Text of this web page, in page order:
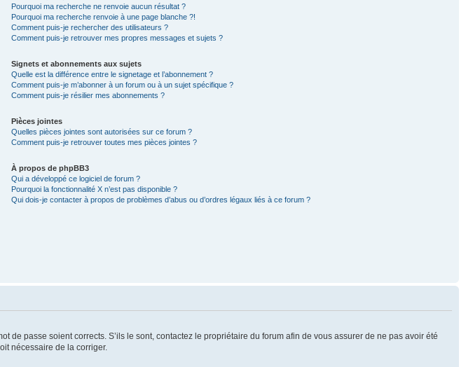
Pourquoi ma recherche ne renvoie aucun résultat ?
Pourquoi ma recherche renvoie à une page blanche ?!
Comment puis-je rechercher des utilisateurs ?
Comment puis-je retrouver mes propres messages et sujets ?
Signets et abonnements aux sujets
Quelle est la différence entre le signetage et l’abonnement ?
Comment puis-je m’abonner à un forum ou à un sujet spécifique ?
Comment puis-je résilier mes abonnements ?
Pièces jointes
Quelles pièces jointes sont autorisées sur ce forum ?
Comment puis-je retrouver toutes mes pièces jointes ?
À propos de phpBB3
Qui a développé ce logiciel de forum ?
Pourquoi la fonctionnalité X n’est pas disponible ?
Qui dois-je contacter à propos de problèmes d’abus ou d’ordres légaux liés à ce forum ?
de passe soient corrects. S’ils le sont, contactez le propriétaire du forum afin de vous assurer de ne pas avoir été
nécessaire de la corriger.